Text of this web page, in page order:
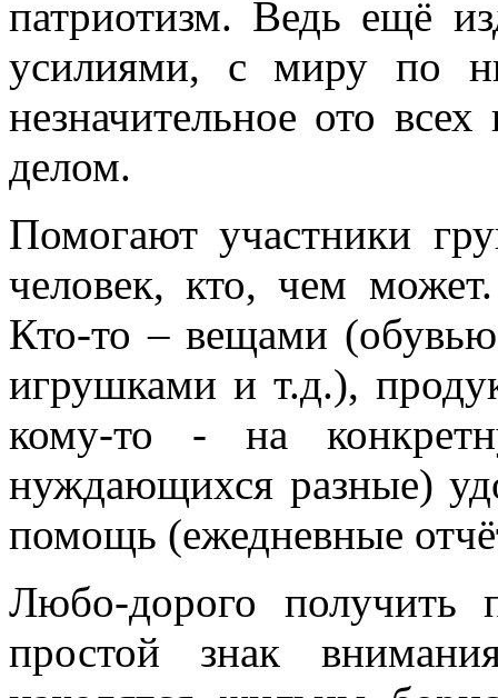
патриотизм. Ведь ещё
усилиями, с миру по
незначительное ото
делом.
Помогают участники
человек, кто, чем
Кто-то – вещами
игрушками и т.д.),
кому-то - на
нуждающихся разные)
помощь (ежедневные
Любо-дорого получить
простой знак